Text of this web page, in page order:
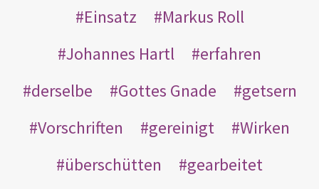
Einsatz
Markus Roll
Johannes Hartl
erfahren
derselbe
Gottes Gnade
getsern
Vorschriften
gereinigt
Wirken
überschütten
gearbeitet